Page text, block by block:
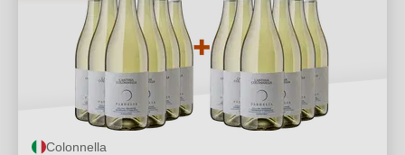
Colonnella